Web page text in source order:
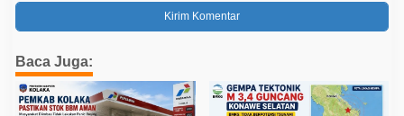
Baca Juga: